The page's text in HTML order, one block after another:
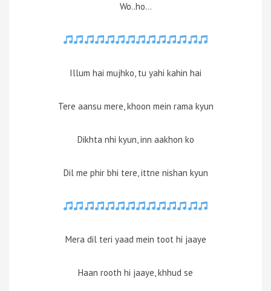
Wo..ho…
Illum hai mujhko, tu yahi kahin hai
Tere aansu mere, khoon mein rama kyun
Dikhta nhi kyun, inn aakhon ko
Dil me phir bhi tere, ittne nishan kyun
Mera dil teri yaad mein toot hi jaaye
Haan rooth hi jaaye, khhud se